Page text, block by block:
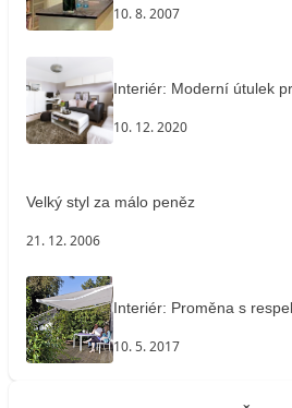
10. 8. 2007
Interiér: Moderní útulek
10. 12. 2020
Velký styl za málo peněz
21. 12. 2006
Interiér: Proměna s
10. 5. 2017